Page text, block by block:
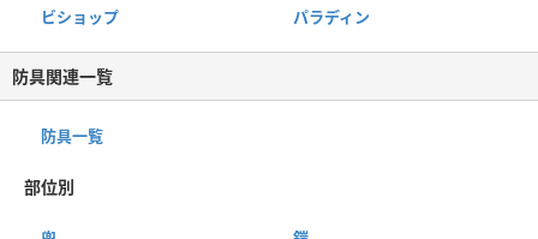
ビショップ パラディン
防具関連一覧
防具一覧
部位別